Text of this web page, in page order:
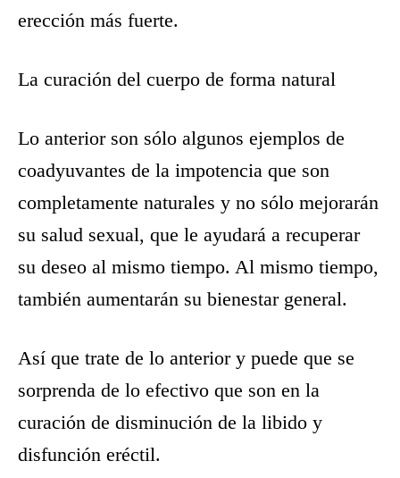
erección más fuerte.
La curación del cuerpo de forma natural
Lo anterior son sólo algunos ejemplos de
coadyuvantes de la impotencia que son
completamente naturales y no sólo mejorarán
su salud sexual, que le ayudará a recuperar
su deseo al mismo tiempo. Al mismo tiempo,
también aumentarán su bienestar general.
Así que trate de lo anterior y puede que se
sorprenda de lo efectivo que son en la
curación de disminución de la libido y
disfunción eréctil.